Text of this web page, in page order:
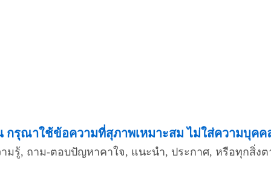
กรุณาใช้ข้อความที่สุภาพเหมาะสม ไม่ใส่ความบุค
มรู้, ถาม-ตอบปัญหาคาใจ, แนะนำ, ประกาศ, หรือทุกสิ่ง